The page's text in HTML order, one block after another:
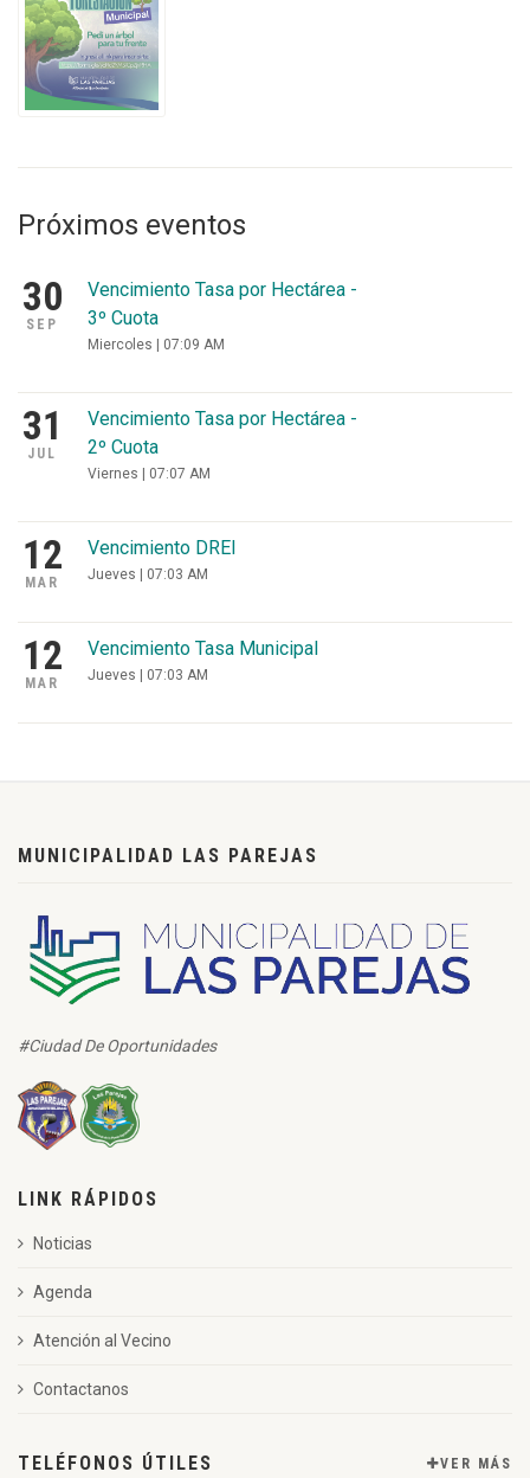
Próximos eventos
30
SEP
Vencimiento Tasa por Hectárea -
3º Cuota
Miercoles | 07:09 AM
31
JUL
Vencimiento Tasa por Hectárea -
2º Cuota
Viernes | 07:07 AM
12
MAR
Vencimiento DREI
Jueves | 07:03 AM
12
MAR
Vencimiento Tasa Municipal
Jueves | 07:03 AM
MUNICIPALIDAD LAS PAREJAS
#Ciudad De Oportunidades
LINK RÁPIDOS
Noticias
Agenda
Atención al Vecino
Contactanos
TELÉFONOS ÚTILES VER MÁS